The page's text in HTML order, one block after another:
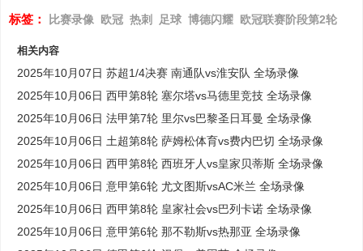
标签： 比赛录像 欧冠 热刺 足球 博德闪耀 欧冠联赛阶段第2轮
相关内容
2025年10月07日 苏超1/4决赛 南通队vs淮安队 全场录像
2025年10月06日 西甲第8轮 塞尔塔vs马德里竞技 全场录像
2025年10月06日 法甲第7轮 里尔vs巴黎圣日耳曼 全场录像
2025年10月06日 土超第8轮 萨姆松体育vs费内巴切 全场录像
2025年10月06日 西甲第8轮 西班牙人vs皇家贝蒂斯 全场录像
2025年10月06日 意甲第6轮 尤文图斯vsAC米兰 全场录像
2025年10月06日 西甲第8轮 皇家社会vs巴列卡诺 全场录像
2025年10月06日 意甲第6轮 那不勒斯vs热那亚 全场录像